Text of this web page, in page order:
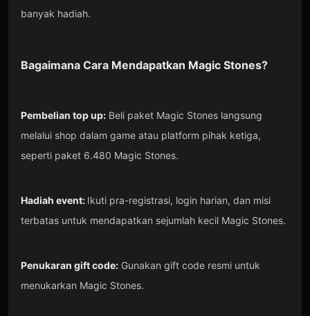
banyak hadiah.
Bagaimana Cara Mendapatkan Magic Stones?
Pembelian top up:Beli paket Magic Stones langsung
melalui shop dalam game atau platform pihak ketiga,
seperti paket 6.480 Magic Stones.
Hadiah event: Ikuti pra-registrasi, login harian, dan misi
terbatas untuk mendapatkan sejumlah kecil Magic Stones.
Penukaran gift code:Gunakan gift code resmi untuk
menukarkan Magic Stones.